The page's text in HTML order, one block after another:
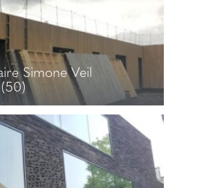
Simone Veil
Simone Veil